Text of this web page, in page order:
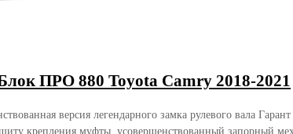
ПРО 880 Toyota Camry 2018-2021
версия легендарного замка рулевого вала
крепления муфты, усовершенствованный запорный